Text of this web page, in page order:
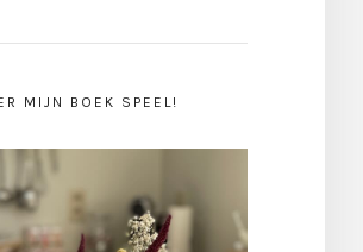
MIJN BOEK SPEEL!